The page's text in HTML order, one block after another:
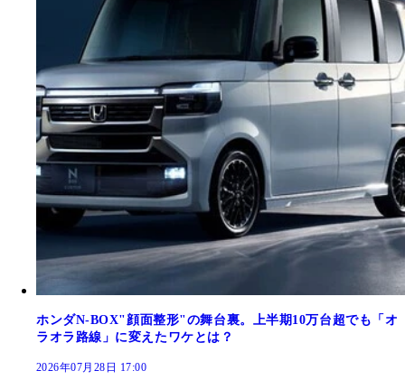
ホンダN-BOX"顔面整形"の舞台裏。上半期10万台超でも「オ
ラオラ路線」に変えたワケとは？
2026年07月28日 17:00